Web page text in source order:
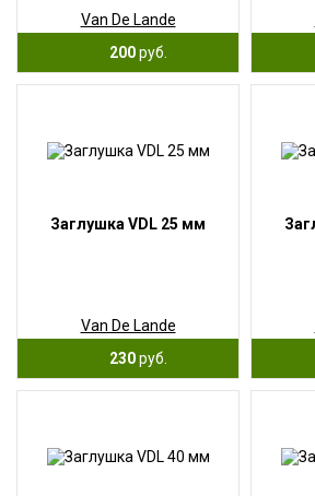
Van De Lande
200руб.
Заглушка VDL 25 мм
Van De Lande
230руб.